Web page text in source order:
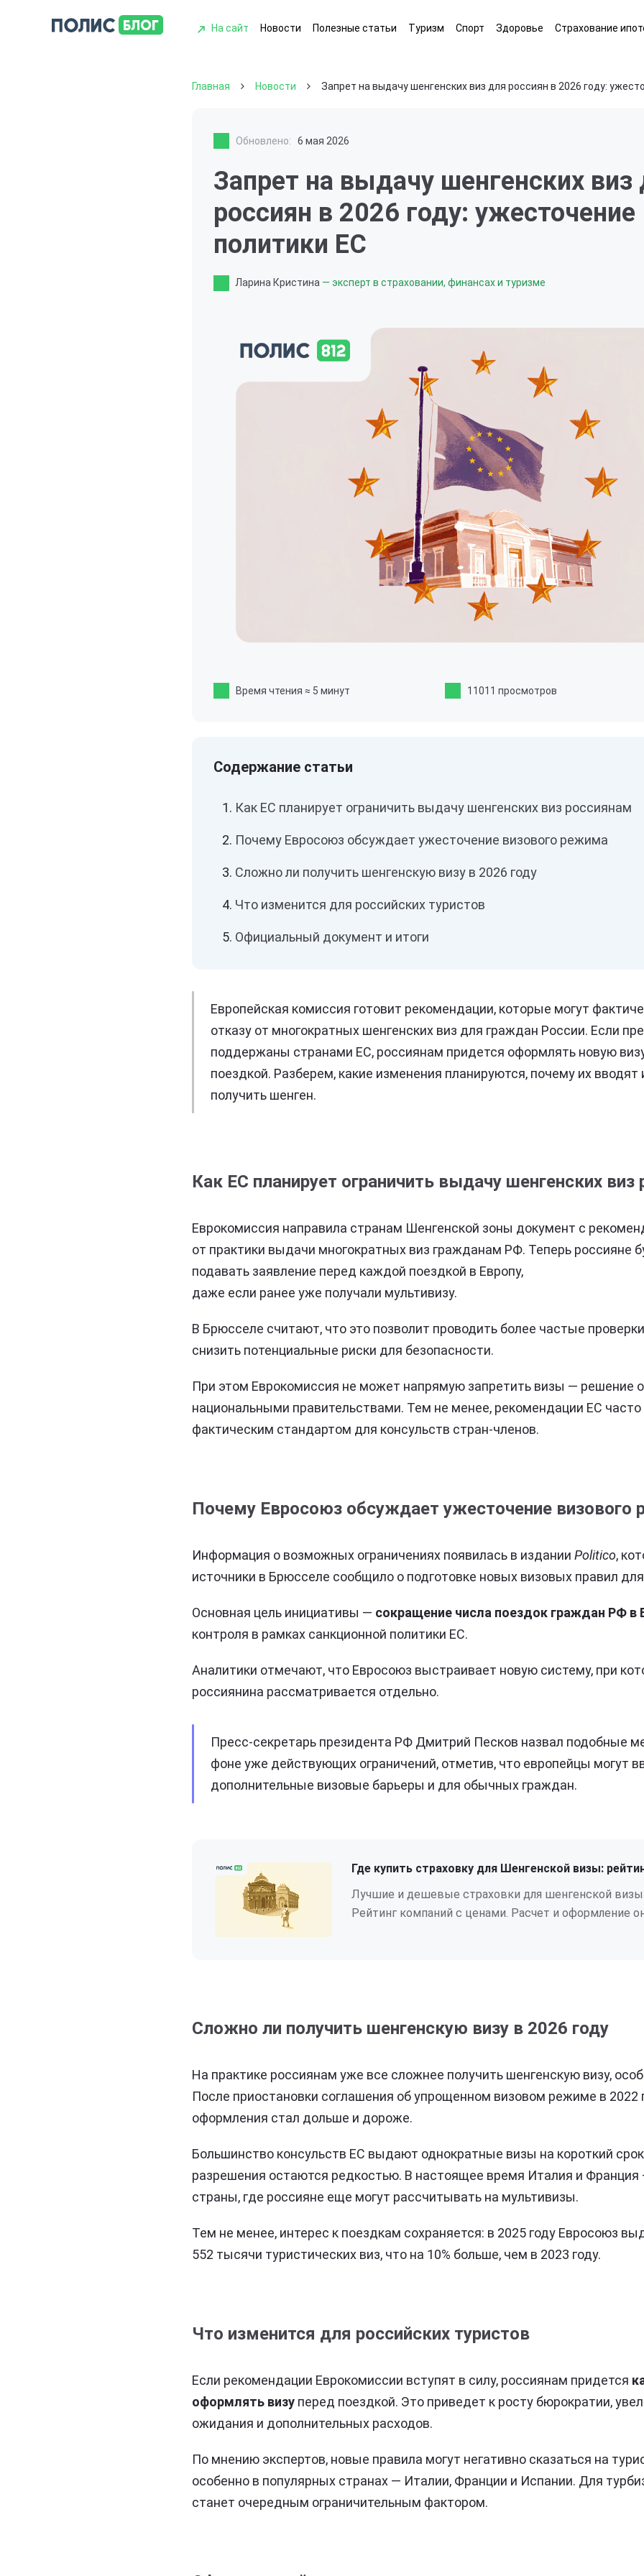
На сайт Новости Полезные статьи Туризм Спорт Здоровье Страхование
Главная Новости Запрет на выдачу шенгенских виз для россиян в 2026 году:
Обновлено: 6 мая 2026
Запрет на выдачу шенгенских виз
россиян в 2026 году: ужесточение
политики ЕС
Ларина Кристина — эксперт в страховании, финансах и туризме
Время чтения ≈ 5 минут 11011 просмотров
Как ЕС планирует ограничить выдачу шенгенских виз россиянам
Почему Евросоюз обсуждает ужесточение визового режима
Сложно ли получить шенгенскую визу в 2026 году
Что изменится для российских туристов
Официальный документ и итоги
Европейская комиссия готовит рекомендации, которые могут
отказу от многократных шенгенских виз для граждан России. Если
поддержаны странами ЕС, россиянам придется оформлять новую
поездкой. Разберем, какие изменения планируются, почему их вводят
получить шенген.
Как ЕС планирует ограничить выдачу шенгенских виз
Еврокомиссия направила странам Шенгенской зоны документ с
от практики выдачи многократных виз гражданам РФ. Теперь россияне
подавать заявление перед каждой поездкой в Европу,
даже если ранее уже получали мультивизу.
В Брюсселе считают, что это позволит проводить более частые
снизить потенциальные риски для безопасности.
При этом Еврокомиссия не может напрямую запретить визы — решение
национальными правительствами. Тем не менее, рекомендации ЕС часто
фактическим стандартом для консульств стран-членов.
Почему Евросоюз обсуждает ужесточение визового
Информация о возможных ограничениях появилась в издании Politico,
источники в Брюсселе сообщило о подготовке новых визовых правил
Основная цель инициативы — сокращение числа поездок граждан РФ в
контроля в рамках санкционной политики ЕС.
Аналитики отмечают, что Евросоюз выстраивает новую систему, при
россиянина рассматривается отдельно.
Пресс-секретарь президента РФ Дмитрий Песков назвал подобные
фоне уже действующих ограничений, отметив, что европейцы могут
дополнительные визовые барьеры и для обычных граждан.
Где купить страховку для Шенгенской визы:
Лучшие и дешевые страховки для шенгенской визы
Рейтинг компаний с ценами. Расчет и оформление
Сложно ли получить шенгенскую визу в 2026 году
На практике россиянам уже все сложнее получить шенгенскую визу,
После приостановки соглашения об упрощенном визовом режиме в 2022
оформления стал дольше и дороже.
Большинство консульств ЕС выдают однократные визы на короткий
разрешения остаются редкостью. В настоящее время Италия и
страны, где россияне еще могут рассчитывать на мультивизы.
Тем не менее, интерес к поездкам сохраняется: в 2025 году Евросоюз
552 тысячи туристических виз, что на 10% больше, чем в 2023 году.
Что изменится для российских туристов
Если рекомендации Еврокомиссии вступят в силу, россиянам придется
оформлять визу перед поездкой. Это приведет к росту бюрократии,
ожидания и дополнительных расходов.
По мнению экспертов, новые правила могут негативно сказаться на
особенно в популярных странах — Италии, Франции и Испании. Для
станет очередным ограничительным фактором.